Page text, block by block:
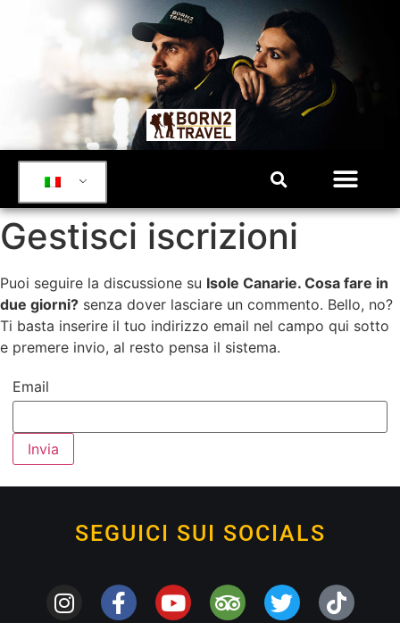
Gestisci iscrizioni
Puoi seguire la discussione su Isole Canarie. Cosa fare in
due giorni? senza dover lasciare un commento. Bello, no?
Ti basta inserire il tuo indirizzo email nel campo qui sotto
e premere invio, al resto pensa il sistema.
Email
SEGUICI SUI SOCIALS